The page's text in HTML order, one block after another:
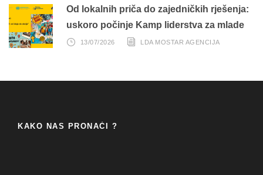
Od lokalnih priča do zajedničkih rješenja:
uskoro počinje Kamp liderstva za mlade
13/07/2026 LDA MOSTAR AGENCIJA
KAKO NAS PRONAĆI ?